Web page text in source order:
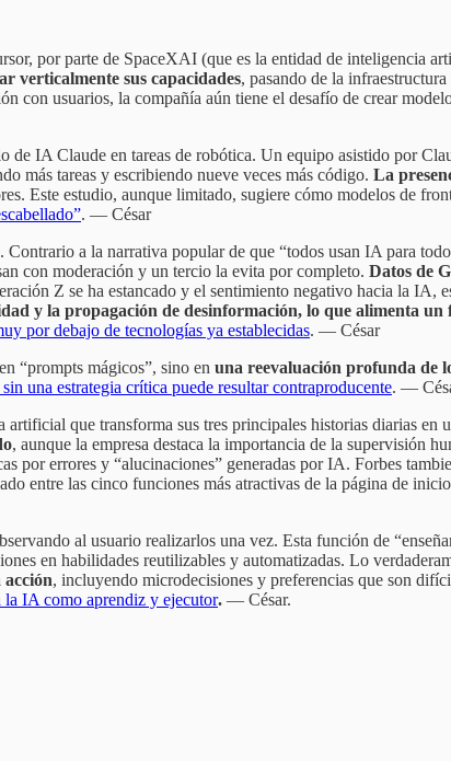
por parte de SpaceXAI (que es la entidad de inteligencia
verticalmente sus capacidades, pasando de la
usuarios, la compañía aún tiene el desafío de crear
IA Claude en tareas de robótica. Un equipo asistido por
más tareas y escribiendo nueve veces más código. La
Este estudio, aunque limitado, sugiere cómo modelos de
. — César
a la narrativa popular de que “todos usan IA para
con moderación y un tercio la evita por completo. Datos de
Z se ha estancado y el sentimiento negativo hacia la IA,
y la propagación de desinformación, lo que alimenta un
por debajo de tecnologías ya establecidas. — César
“prompts mágicos”, sino en una reevaluación profunda de
una estrategia crítica puede resultar contraproducente. —
que transforma sus tres principales historias diarias en
, aunque la empresa destaca la importancia de la supervisión
por errores y “alucinaciones” generadas por IA. Forbes
entre las cinco funciones más atractivas de la página de
al usuario realizarlos una vez. Esta función de
en habilidades reutilizables y automatizadas. Lo
acción, incluyendo microdecisiones y preferencias que son
IA como aprendiz y ejecutor. — César.